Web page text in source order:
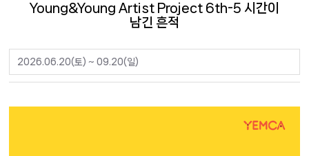
Young&Young Artist Project 6th-5 시간이
남긴 흔적
2026.06.20(토) ~ 09.20(일)